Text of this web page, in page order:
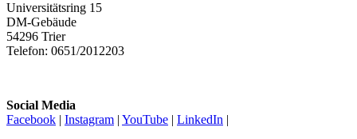
Universitätsring 15
DM-Gebäude
54296 Trier
Telefon: 0651/2012203
Social Media
Facebook | Instagram | YouTube | LinkedIn |